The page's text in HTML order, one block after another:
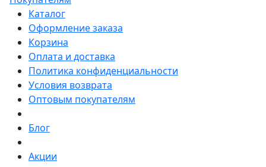
Каталог
Оформление заказа
Корзина
Оплата и доставка
Политика конфиденциальности
Условия возврата
Оптовым покупателям
Блог
Акции